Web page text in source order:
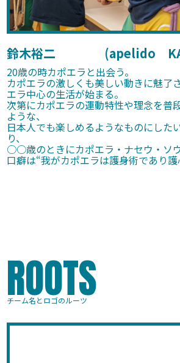
鈴木裕二 (apelido
20歳の時カポエラと出会う。
カポエラの激しくも美しい動きに魅了
エラ中心の生活が始まる。
次第にカポエラの運動特性や理念を普
ような、
日本人でも楽しめるようなものにした
り、
○○歳のときにカポエラ・ナセウ・ソウ
口癖は“我がカポエラは護身術であり
ROOTS
チーム名とロゴのルーツ